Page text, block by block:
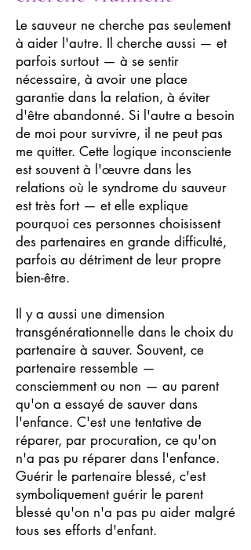
Le sauveur ne cherche pas seulement
à aider l'autre. Il cherche aussi — et
parfois surtout — à se sentir
nécessaire, à avoir une place
garantie dans la relation, à éviter
d'être abandonné. Si l'autre a besoin
de moi pour survivre, il ne peut pas
me quitter. Cette logique inconsciente
est souvent à l'œuvre dans les
relations où le syndrome du sauveur
est très fort — et elle explique
pourquoi ces personnes choisissent
des partenaires en grande difficulté,
parfois au détriment de leur propre
bien-être.
Il y a aussi une dimension
transgénérationnelle dans le choix du
partenaire à sauver. Souvent, ce
partenaire ressemble —
consciemment ou non — au parent
qu'on a essayé de sauver dans
l'enfance. C'est une tentative de
réparer, par procuration, ce qu'on
n'a pas pu réparer dans l'enfance.
Guérir le partenaire blessé, c'est
symboliquement guérir le parent
blessé qu'on n'a pas pu aider malgré
tous ses efforts d'enfant.